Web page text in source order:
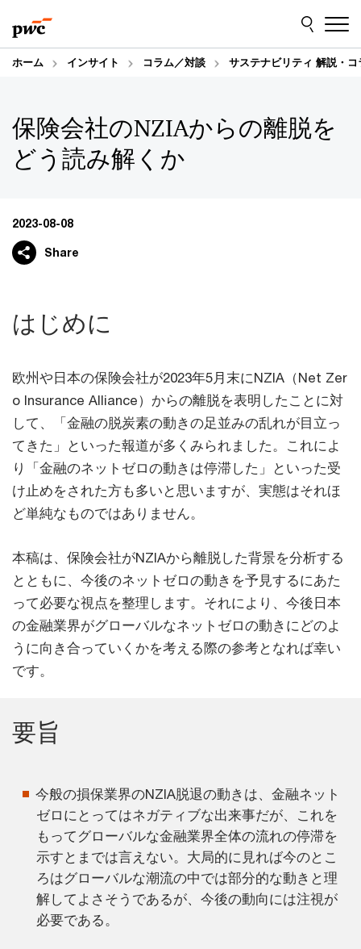
to
content
to
footer
ホーム インサイト コラム／対談 サステナビリティ 解説・コ
保険会社のNZIAからの離脱を
どう読み解くか
2023-08-08
Share
はじめに
欧州や日本の保険会社が2023年5月末にNZIA（Net Zer
o Insurance Alliance）からの離脱を表明したことに対
して、「金融の脱炭素の動きの足並みの乱れが目立っ
てきた」といった報道が多くみられました。これによ
り「金融のネットゼロの動きは停滞した」といった受
け止めをされた方も多いと思いますが、実態はそれほ
ど単純なものではありません。
本稿は、保険会社がNZIAから離脱した背景を分析する
とともに、今後のネットゼロの動きを予見するにあた
って必要な視点を整理します。それにより、今後日本
の金融業界がグローバルなネットゼロの動きにどのよ
うに向き合っていくかを考える際の参考となれば幸い
です。
要旨
今般の損保業界のNZIA脱退の動きは、金融ネット
ゼロにとってはネガティブな出来事だが、これを
もってグローバルな金融業界全体の流れの停滞を
示すとまでは言えない。大局的に見れば今のとこ
ろはグローバルな潮流の中では部分的な動きと理
解してよさそうであるが、今後の動向には注視が
必要である。